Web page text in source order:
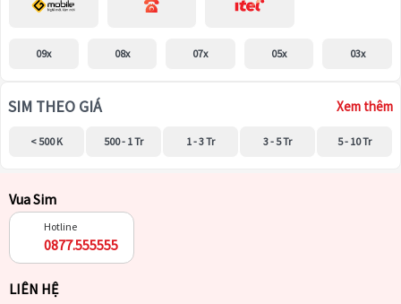
09x 08x 07x 05x 03x
SIM THEO GIÁ Xem thêm
< 500 K 500 - 1 Tr 1 - 3 Tr 3 - 5 Tr 5 - 10 Tr
Vua Sim
Hotline
0877.555555
LIÊN HỆ